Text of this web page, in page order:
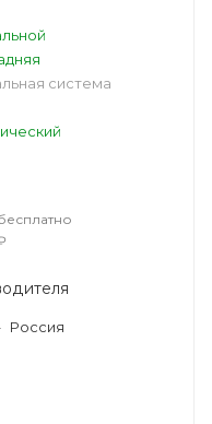
система
Россия